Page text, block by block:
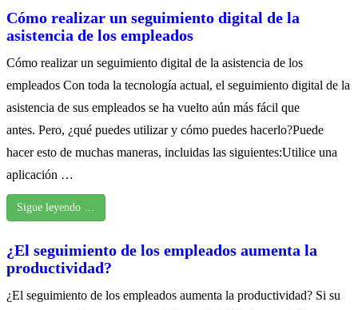
Cómo realizar un seguimiento digital de la
asistencia de los empleados
Cómo realizar un seguimiento digital de la asistencia de los
empleados Con toda la tecnología actual, el seguimiento digital de la
asistencia de sus empleados se ha vuelto aún más fácil que
antes. Pero, ¿qué puedes utilizar y cómo puedes hacerlo?Puede
hacer esto de muchas maneras, incluidas las siguientes:Utilice una
aplicación …
Sigue leyendo …
¿El seguimiento de los empleados aumenta la
productividad?
¿El seguimiento de los empleados aumenta la productividad? Si su